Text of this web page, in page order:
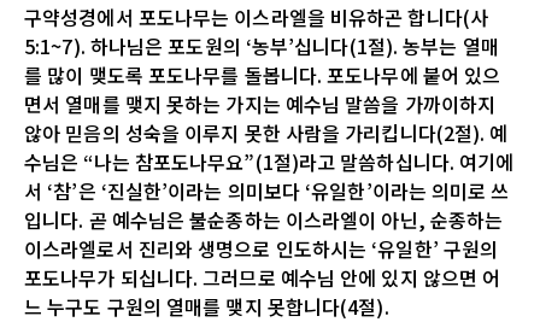
구약성경에서 포도나무는 이스라엘을 비유하곤 합니다(사
5:1~7). 하나님은 포도원의 ‘농부’십니다(1절). 농부는 열매
를 많이 맺도록 포도나무를 돌봅니다. 포도나무에 붙어 있으
면서 열매를 맺지 못하는 가지는 예수님 말씀을 가까이하지
않아 믿음의 성숙을 이루지 못한 사람을 가리킵니다(2절). 예
수님은 “나는 참포도나무요”(1절)라고 말씀하십니다. 여기에
서 ‘참’은 ‘진실한’이라는 의미보다 ‘유일한’이라는 의미로 쓰
입니다. 곧 예수님은 불순종하는 이스라엘이 아닌, 순종하는
이스라엘로서 진리와 생명으로 인도하시는 ‘유일한’ 구원의
포도나무가 되십니다. 그러므로 예수님 안에 있지 않으면 어
느 누구도 구원의 열매를 맺지 못합니다(4절).